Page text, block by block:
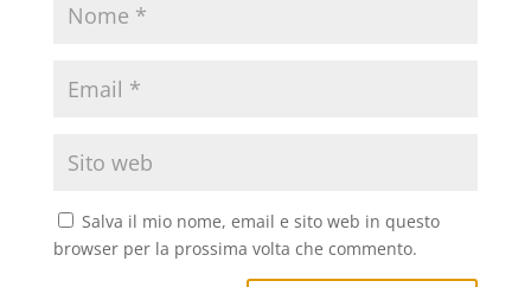
Salva il mio nome, email e sito web in questo
browser per la prossima volta che commento.